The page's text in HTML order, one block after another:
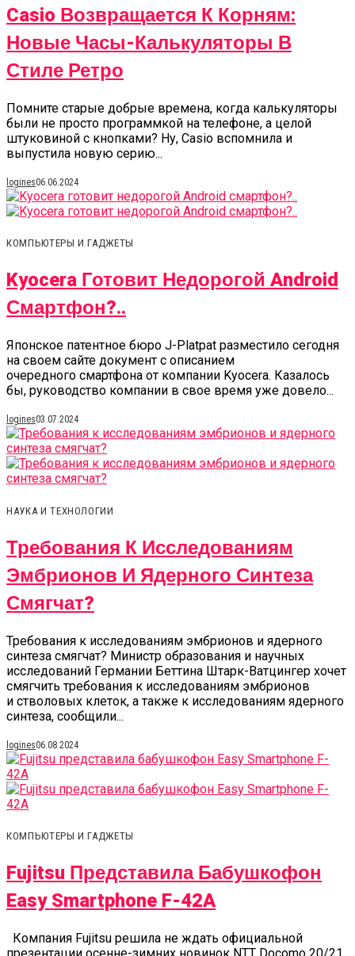
Casio Возвращается К Корням:
Новые Часы-Калькуляторы В
Стиле Ретро
Помните старые добрые времена, когда калькуляторы
были не просто программкой на телефоне, а целой
штуковиной с кнопками? Ну, Casio вспомнила и
выпустила новую серию...
logines06.06.2024
КОМПЬЮТЕРЫ И ГАДЖЕТЫ
Kyocera Готовит Недорогой Android
Смартфон?..
Японское патентное бюро J-Platpat разместило сегодня
на своем сайте документ с описанием
очередного смартфона от компании Kyocera. Казалось
бы, руководство компании в свое время уже довело...
logines03.07.2024
НАУКА И ТЕХНОЛОГИИ
Требования К Исследованиям
Эмбрионов И Ядерного Синтеза
Смягчат?
Требования к исследованиям эмбрионов и ядерного
синтеза смягчат? Министр образования и научных
исследований Германии Беттина Штарк-Ватцингер хочет
смягчить требования к исследованиям эмбрионов
и стволовых клеток, а также к исследованиям ядерного
синтеза, сообщили...
logines06.08.2024
КОМПЬЮТЕРЫ И ГАДЖЕТЫ
Fujitsu Представила Бабушкофон
Easy Smartphone F-42A
Компания Fujitsu решила не ждать официальной